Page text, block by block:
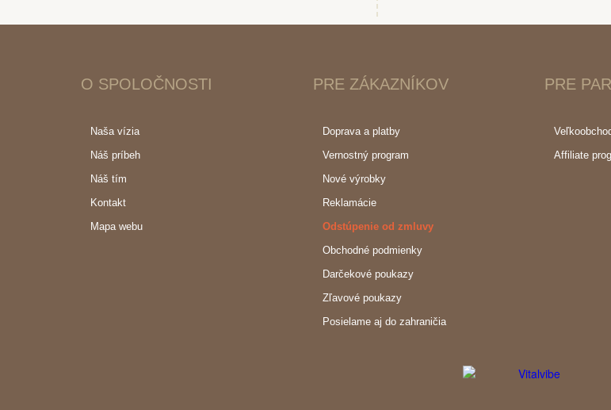
O SPOLOČNOSTI
Naša vízia
Náš príbeh
Náš tím
Kontakt
Mapa webu
PRE ZÁKAZNÍKOV
Doprava a platby
Vernostný program
Nové výrobky
Reklamácie
Odstúpenie od zmluvy
Obchodné podmienky
Darčekové poukazy
Zľavové poukazy
Posielame aj do zahraničia
PRE
Affiliate